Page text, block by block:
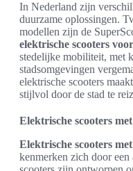
In Nederland zijn
duurzame oplossingen.
modellen zijn de
elektrische scooters
stedelijke mobiliteit, met
stadsomgevingen
elektrische scooters
stijlvol door de stad te
Elektrische scooters
Elektrische scooters
kenmerken zich door een